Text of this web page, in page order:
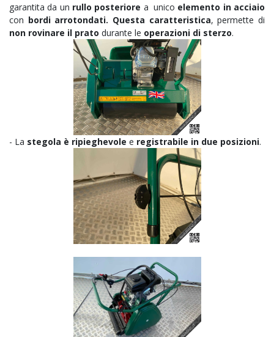
garantita da un rullo posteriore a unico elemento in acciaio
con bordi arrotondati. Questa caratteristica, permette di
non rovinare il prato durante le operazioni di sterzo.
- La stegola è ripieghevole e registrabile in due posizioni.